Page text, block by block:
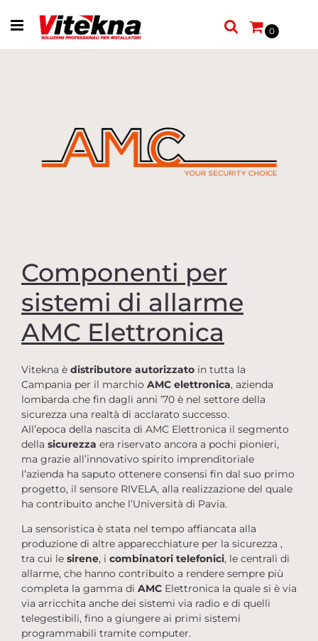
Open menu
0
Componenti per
sistemi di allarme
AMC Elettronica
Vitekna è distributore autorizzato in tutta la
Campania per il marchio AMC elettronica, azienda
lombarda che fin dagli anni ’70 è nel settore della
sicurezza una realtà di acclarato successo.
All’epoca della nascita di AMC Elettronica il segmento
della sicurezza era riservato ancora a pochi pionieri,
ma grazie all’innovativo spirito imprenditoriale
l’azienda ha saputo ottenere consensi fin dal suo primo
progetto, il sensore RIVELA, alla realizzazione del quale
ha contribuito anche l’Università di Pavia.
La sensoristica è stata nel tempo affiancata alla
produzione di altre apparecchiature per la sicurezza ,
tra cui le sirene, i combinatori telefonici, le centrali di
allarme, che hanno contribuito a rendere sempre più
completa la gamma di AMC Elettronica la quale si è via
via arricchita anche dei sistemi via radio e di quelli
telegestibili, fino a giungere ai primi sistemi
programmabili tramite computer.